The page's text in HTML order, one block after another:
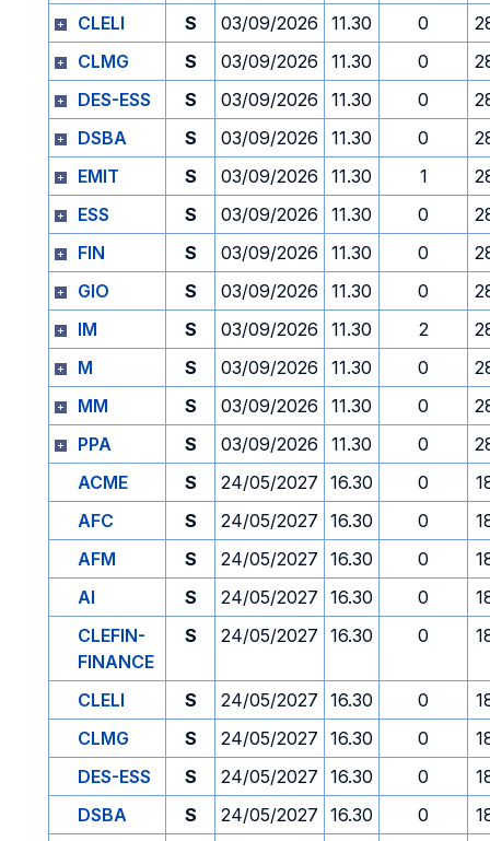
CLELI S 03/09/2026 11.30 0
CLMG
S 03/09/2026 11.30 0
DES-ESS
S 03/09/2026 11.30 0
DSBA
S 03/09/2026 11.30 0
EMIT
S 03/09/2026 11.30 1
ESS
S 03/09/2026 11.30 0
FIN
S 03/09/2026 11.30 0
GIO
S 03/09/2026 11.30 0
IM
S 03/09/2026 11.30 2
M
S 03/09/2026 11.30 0
MM
S 03/09/2026 11.30 0
PPA
S 03/09/2026 11.30 0
ACME
S 24/05/2027 16.30 0
AFC
S 24/05/2027 16.30 0
AFM
S 24/05/2027 16.30 0
AI
S 24/05/2027 16.30 0
CLEFIN-
FINANCE
S 24/05/2027 16.30 0
CLELI S 24/05/2027 16.30 0
CLMG
S 24/05/2027 16.30 0
DES-ESS
S 24/05/2027 16.30 0
DSBA
S 24/05/2027 16.30 0